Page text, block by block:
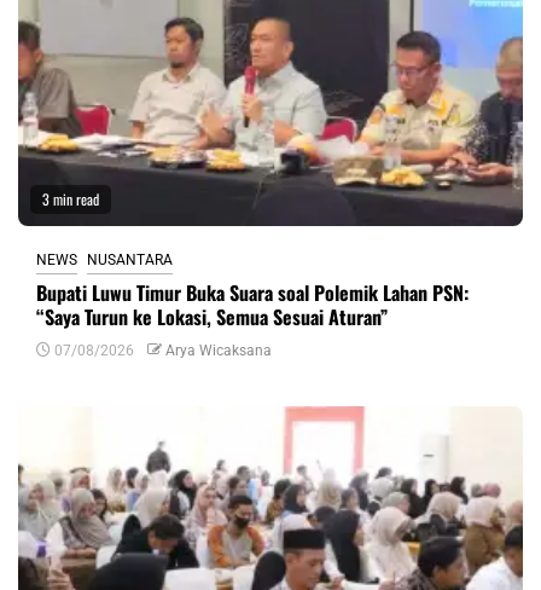
3 min read
NEWS NUSANTARA
Bupati Luwu Timur Buka Suara soal Polemik Lahan PSN:
“Saya Turun ke Lokasi, Semua Sesuai Aturan”
07/08/2026 Arya Wicaksana